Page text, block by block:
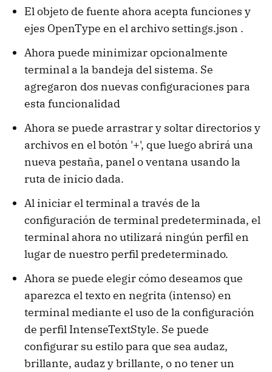
El objeto de fuente ahora acepta funciones y
ejes OpenType en el archivo settings.json .
Ahora puede minimizar opcionalmente
terminal a la bandeja del sistema. Se
agregaron dos nuevas configuraciones para
esta funcionalidad
Ahora se puede arrastrar y soltar directorios y
archivos en el botón '+', que luego abrirá una
nueva pestaña, panel o ventana usando la
ruta de inicio dada.
Al iniciar el terminal a través de la
configuración de terminal predeterminada, el
terminal ahora no utilizará ningún perfil en
lugar de nuestro perfil predeterminado.
Ahora se puede elegir cómo deseamos que
aparezca el texto en negrita (intenso) en
terminal mediante el uso de la configuración
de perfil IntenseTextStyle. Se puede
configurar su estilo para que sea audaz,
brillante, audaz y brillante, o no tener un